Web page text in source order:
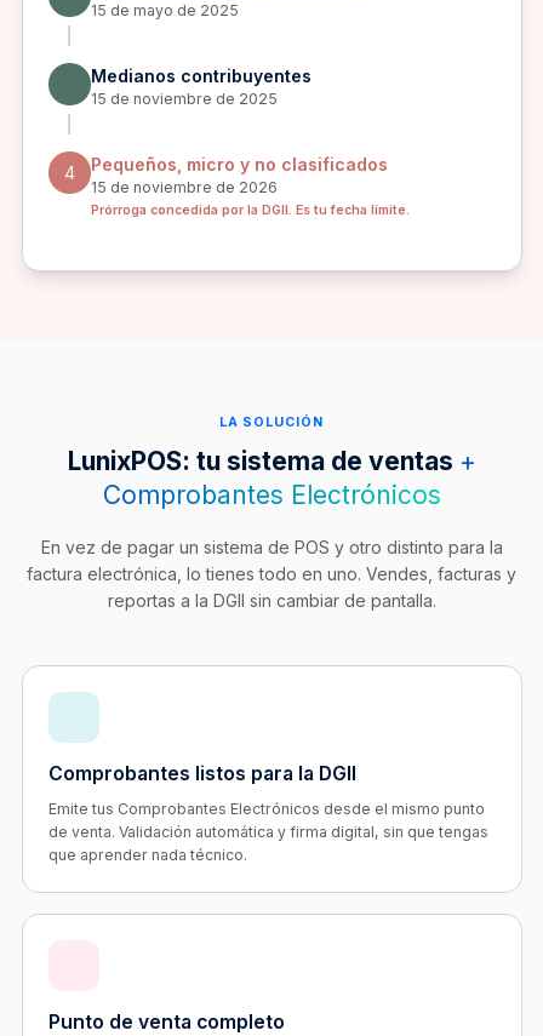
15 de mayo de 2025
Medianos contribuyentes
15 de noviembre de 2025
4 Pequeños, micro y no clasificados
15 de noviembre de 2026
Prórroga concedida por la DGII. Es tu fecha límite.
LA SOLUCIÓN
LunixPOS: tu sistema de ventas +
Comprobantes Electrónicos
En vez de pagar un sistema de POS y otro distinto para la
factura electrónica, lo tienes todo en uno. Vendes, facturas y
reportas a la DGII sin cambiar de pantalla.
Comprobantes listos para la DGII
Emite tus Comprobantes Electrónicos desde el mismo punto
de venta. Validación automática y firma digital, sin que tengas
que aprender nada técnico.
Punto de venta completo